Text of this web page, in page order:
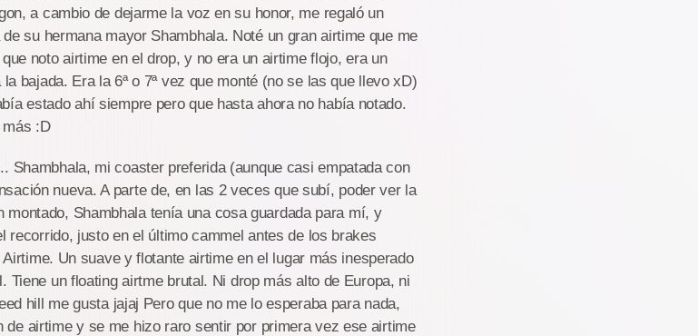
a cambio de dejarme la voz en su honor, me regaló un
su hermana mayor Shambhala. Noté un gran airtime que me
noto airtime en el drop, y no era un airtime flojo, era un
bajada. Era la 6ª o 7ª vez que monté (no se las que llevo xD)
estado ahí siempre pero que hasta ahora no había notado.
más :D
Shambhala, mi coaster preferida (aunque casi empatada con
nueva. A parte de, en las 2 veces que subí, poder ver la
Shambhala tenía una cosa guardada para mí, y
recorrido, justo en el último cammel antes de los brakes
Un suave y flotante airtime en el lugar más inesperado
Tiene un floating airtme brutal. Ni drop más alto de Europa, ni
hill me gusta jajaj Pero que no me lo esperaba para nada,
de airtime y se me hizo raro sentir por primera vez ese airtime